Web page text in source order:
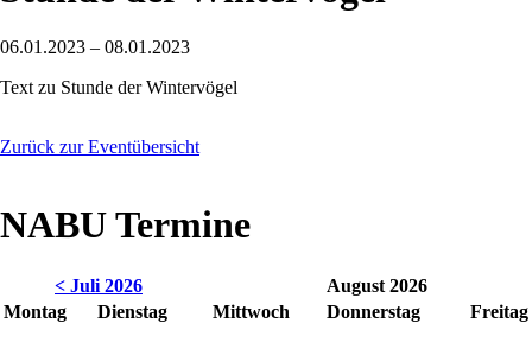
06.01.2023 – 08.01.2023
Text zu Stunde der Wintervögel
Zurück zur Eventübersicht
NABU Termine
< Juli 2026
August 2026
Montag
Dienstag Mittwoch Donnerstag Freitag